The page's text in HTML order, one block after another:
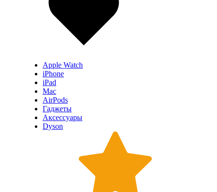
Apple Watch
iPhone
iPad
Mac
AirPods
Гаджеты
Аксессуары
Dyson